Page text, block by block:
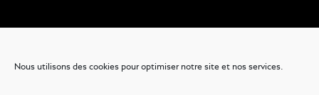
Nous utilisons des cookies pour optimiser notre site et nos services.